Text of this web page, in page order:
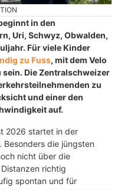
in den
Uri, Schwyz, Obwalden,
Für viele Kinder
zu Fuss, mit dem Velo
Die Zentralschweizer
zu
und einer den
auf.
2026 startet in der
Besonders die jüngsten
nicht über die
richtig
spontan und für